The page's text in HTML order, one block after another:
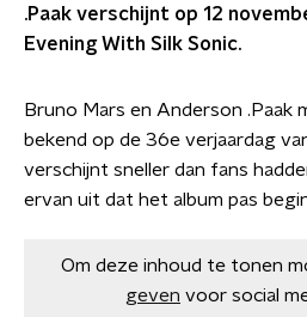
.Paak verschijnt op 12
Evening With Silk Sonic.
Bruno Mars en Anderson .Paak
bekend op de 36e verjaardag
verschijnt sneller dan fans
ervan uit dat het album pas
Om deze inhoud te tonen
geven voor social